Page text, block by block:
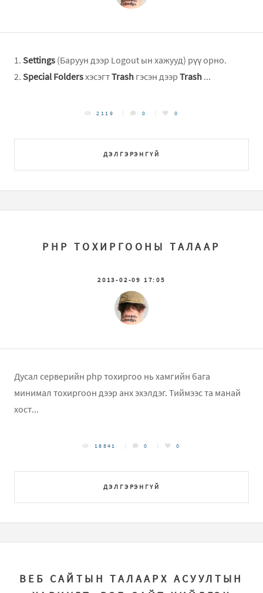
1. Settings (Баруун дээр Logout ын хажууд) рүү орно.
2. Special FoldersхэсэгтTrash гэсэн дээр Trash ...
ДЭЛГЭРЭНГҮЙ
2119 0 0
PHP ТОХИРГООНЫ ТАЛААР
2013-02-09 17:05
Дусал серверийн php тохиргоо нь хамгийн бага
минимал тохиргоон дээр анх эхэлдэг. Тиймээс та манай
хост...
ДЭЛГЭРЭНГҮЙ
18841 0 0
ВEБ САЙТЫН ТАЛААРХ АСУУЛТЫН